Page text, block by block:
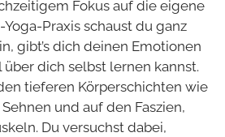
Fokus auf die eigene
Praxis schaust du ganz
gibt’s dich deinen Emotionen
dich selbst lernen kannst.
tieferen Körperschichten wie
und auf den Faszien,
Du versuchst dabei,